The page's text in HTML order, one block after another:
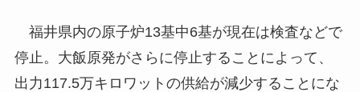
福井県内の原子炉13基中6基が現在は検査などで
停止。大飯原発がさらに停止することによって、
出力117.5万キロワットの供給が減少することにな